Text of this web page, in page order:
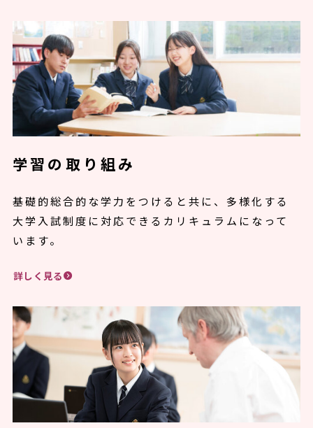
学習の取り組み
基礎的総合的な学力をつけると共に、多様化する
大学入試制度に対応できるカリキュラムになって
います。
詳しく見る